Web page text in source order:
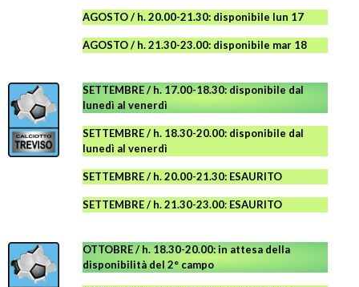
AGOSTO / h. 20.00-21.30: disponibile lun 17
AGOSTO/ h. 21.30-23.00: disponibile mar 18
SETTEMBRE / h. 17.00-18.30: disponibile dal
lunedì al venerdì
SETTEMBRE / h. 18.30-20.00: disponibile dal
lunedì al venerdì
SETTEMBRE / h. 20.00-21.30: ESAURITO
SETTEMBRE / h. 21.30-23.00: ESAURITO
OTTOBRE / h. 18.30-20.00:in attesa della
disponibilità del 2° campo